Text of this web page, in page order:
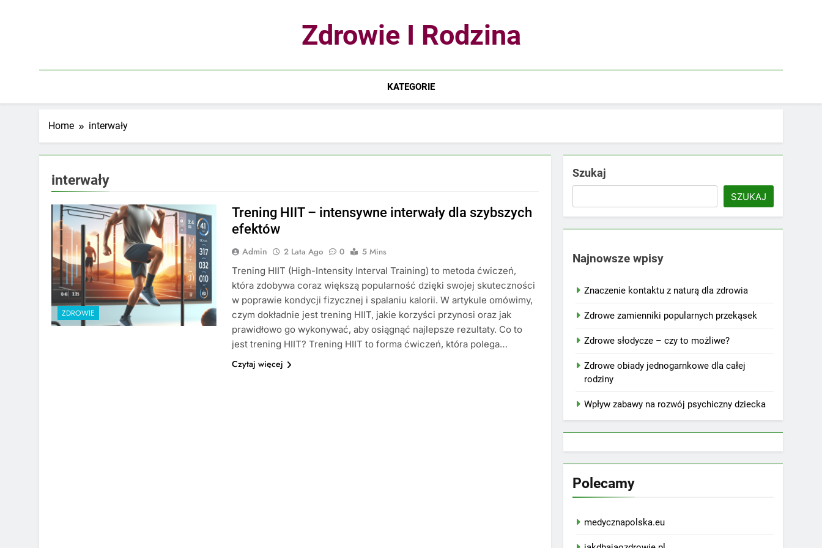
Zdrowie I Rodzina
KATEGORIE
Home interwały
interwały
ZDROWIE
Trening HIIT – intensywne interwały dla szybszych
efektów
Admin 2 Lata Ago 0
5 Mins
Trening HIIT (High-Intensity Interval Training) to metoda ćwiczeń,
która zdobywa coraz większą popularność dzięki swojej skuteczności
w poprawie kondycji fizycznej i spalaniu kalorii. W artykule omówimy,
czym dokładnie jest trening HIIT, jakie korzyści przynosi oraz jak
prawidłowo go wykonywać, aby osiągnąć najlepsze rezultaty. Co to
jest trening HIIT? Trening HIIT to forma ćwiczeń, która polega…
Czytaj więcej
Szukaj
SZUKAJ
Najnowsze wpisy
Znaczenie kontaktu z naturą dla zdrowia
Zdrowe zamienniki popularnych przekąsek
Zdrowe słodycze – czy to możliwe?
Zdrowe obiady jednogarnkowe dla całej
rodziny
Wpływ zabawy na rozwój psychiczny dziecka
Polecamy
medycznapolska.eu